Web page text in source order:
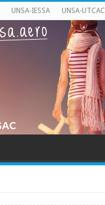
UNSA-IESSA UNSA-UTCAC